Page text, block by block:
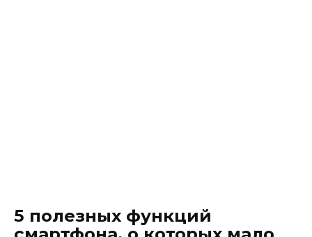
5 полезных функций